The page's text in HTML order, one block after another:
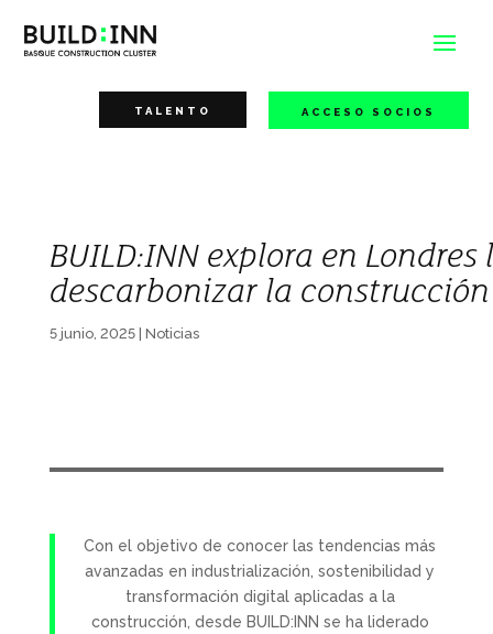
TALENTO ACCESO SOCIOS
BUILD:INN explora en
descarbonizar la
5 junio, 2025| Noticias
Con el objetivo de conocer las tendencias más
avanzadas en industrialización, sostenibilidad y
transformación digital aplicadas a la
construcción, desde BUILD:INN se ha liderado